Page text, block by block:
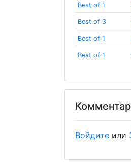
Best of 1
Best of 3
Best of 1
Best of 1
Войдите или